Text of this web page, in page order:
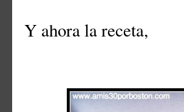
Y ahora la receta,